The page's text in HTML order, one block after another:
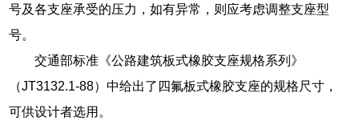
号及各支座承受的压力，如有异常，则应考虑调整支座型
号。
交通部标准《公路建筑板式橡胶支座规格系列》
（JT3132.1-88）中给出了四氟板式橡胶支座的规格尺寸，
可供设计者选用。